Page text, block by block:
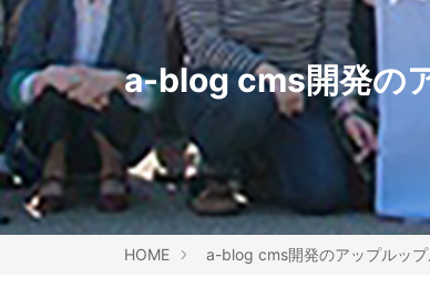
a-blog cms開発の
HOME a-blog cms開発のアップルッ